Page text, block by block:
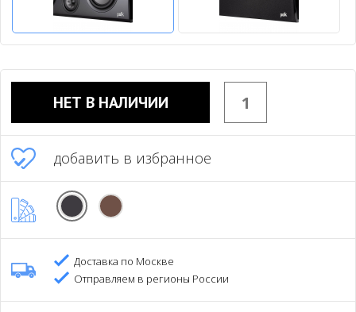
НЕТ В НАЛИЧИИ
добавить в избранное
Доставка по Москве
Отправляем в регионы России